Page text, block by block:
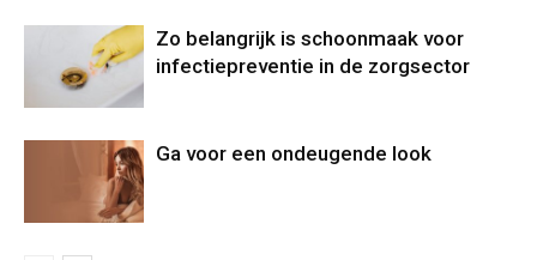
Zo belangrijk is schoonmaak voor
infectiepreventie in de zorgsector
Ga voor een ondeugende look